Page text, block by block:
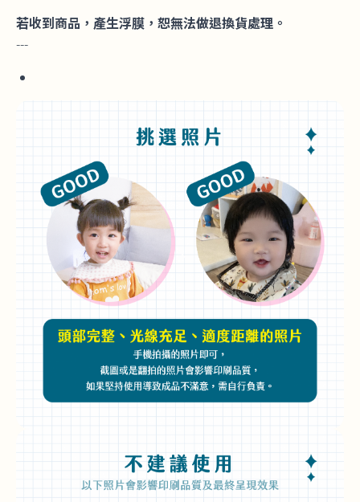
若收到商品，產生浮膜，恕無法做退換貨處理。
---